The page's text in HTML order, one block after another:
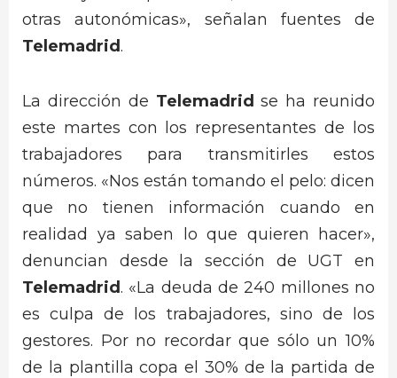
otras autonómicas», señalan fuentes de
Telemadrid.
La dirección de Telemadrid se ha reunido
este martes con los representantes de los
trabajadores para transmitirles estos
números. «Nos están tomando el pelo: dicen
que no tienen información cuando en
realidad ya saben lo que quieren hacer»,
denuncian desde la sección de UGT en
Telemadrid. «La deuda de 240 millones no
es culpa de los trabajadores, sino de los
gestores. Por no recordar que sólo un 10%
de la plantilla copa el 30% de la partida de